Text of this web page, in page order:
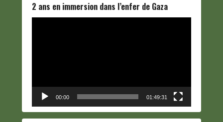
2 ans en immersion dans l’enfer de Gaza
00:00 01:49:31